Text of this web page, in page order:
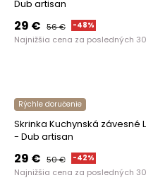
Dub artisan
29 € 56€ -48%
Najnižšia cena za posledných
Rýchle doručenie
Skrinka Kuchynská závesné
- Dub artisan
29 € 50€ -42%
Najnižšia cena za posledných